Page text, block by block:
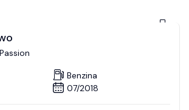
Benzina
07/2018